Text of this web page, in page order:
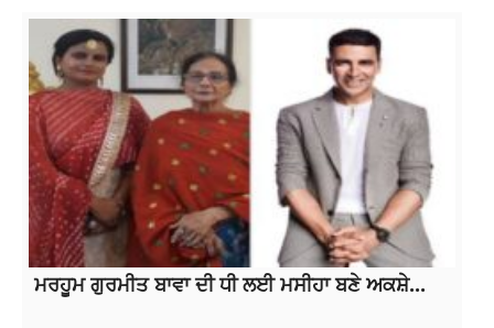
ਮਰਹੂਮ ਗੁਰਮੀਤ ਬਾਵਾ ਦੀ ਧੀ ਲਈ ਮਸੀਹਾ ਬਣੇ ਅਕਸ਼ੇ...